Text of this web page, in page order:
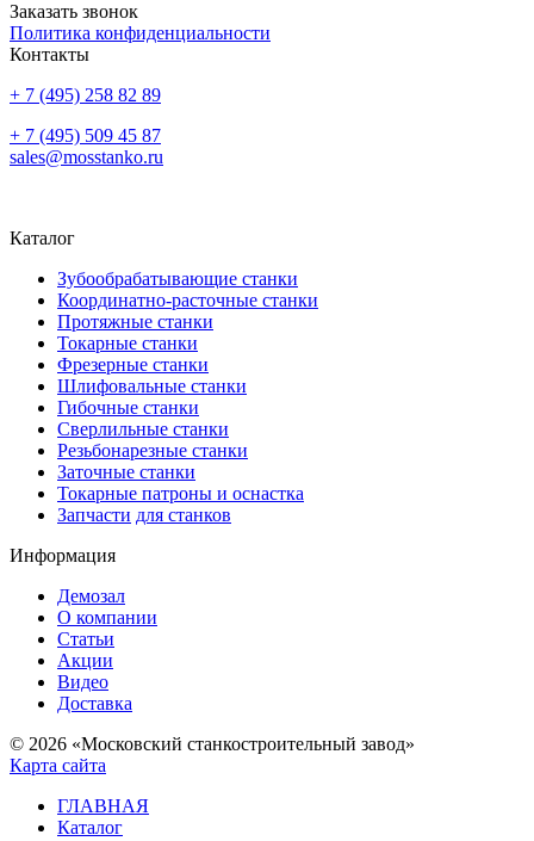
Заказать звонок
Политика конфиденциальности
Контакты
+ 7 (495) 258 82 89
+ 7 (495) 509 45 87
sales@mosstanko.ru
Каталог
Зубообрабатывающие станки
Координатно-расточные станки
Протяжные станки
Токарные станки
Фрезерные станки
Шлифовальные станки
Гибочные станки
Сверлильные станки
Резьбонарезные станки
Заточные станки
Токарные патроны и оснастка
Запчасти для станков
Информация
Демозал
О компании
Статьи
Акции
Видео
Доставка
© 2026 «Московский станкостроительный завод»
Карта сайта
ГЛАВНАЯ
Каталог